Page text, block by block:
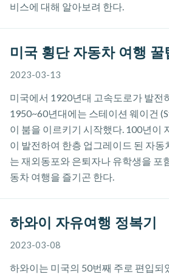
비스에 대해 알아보려 한다.
미국 횡단 자동차 여행 꿀
2023-03-13
미국에서 1920년대 고속도로가 발전
1950~60년대에는 스테이션 웨이건
이 붐을 이르키기 시작했다. 100년이
이 발전하여 한층 업그레이드 된 자
는 재외동포와 은퇴자나 유학생을 포
동차 여행을 즐기곤 한다.
하와이 자유여행 정복기
2023-03-08
하와이는 미국의 50번째 주로 편입되